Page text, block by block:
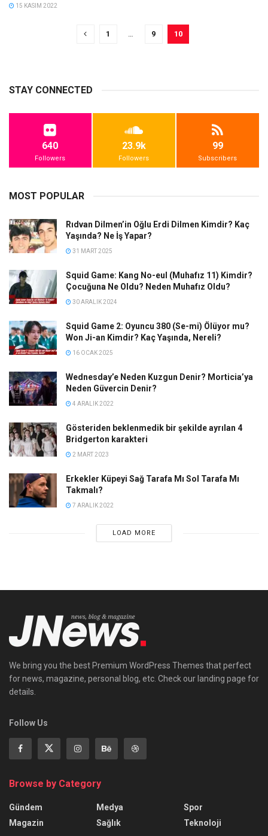
15 KASIM 2022
1 … 9 10
STAY CONNECTED
640
Followers
23.9k
Followers
99
Subscribers
MOST POPULAR
Rıdvan Dilmen’in Oğlu Erdi Dilmen Kimdir? Kaç
Yaşında? Ne İş Yapar?
31 MART 2025
Squid Game: Kang No-eul (Muhafız 11) Kimdir?
Çocuğuna Ne Oldu? Neden Muhafız Oldu?
30 ARALIK 2024
Squid Game 2: Oyuncu 380 (Se-mi) Ölüyor mu?
Won Ji-an Kimdir? Kaç Yaşında, Nereli?
16 OCAK 2025
Wednesday’e Neden Kuzgun Denir? Morticia’ya
Neden Güvercin Denir?
4 ARALIK 2022
Gösteriden beklenmedik bir şekilde ayrılan 4
Bridgerton karakteri
2 MART 2023
Erkekler Küpeyi Sağ Tarafa Mı Sol Tarafa Mı
Takmalı?
7 ARALIK 2022
LOAD MORE
We bring you the best Premium WordPress Themes that perfect
for news, magazine, personal blog, etc. Check our landing page for
details.
Follow Us
Browse by Category
Gündem
Magazin
Medya
Sağlık
Spor
Teknoloji